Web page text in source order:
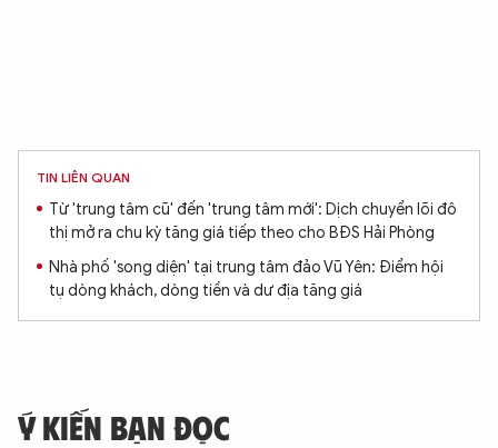
TIN LIÊN QUAN
Từ 'trung tâm cũ' đến 'trung tâm mới': Dịch chuyển lõi đô
thị mở ra chu kỳ tăng giá tiếp theo cho BĐS Hải Phòng
Nhà phố 'song diện' tại trung tâm đảo Vũ Yên: Điểm hội
tụ dòng khách, dòng tiền và dư địa tăng giá
Ý KIẾN BẠN ĐỌC